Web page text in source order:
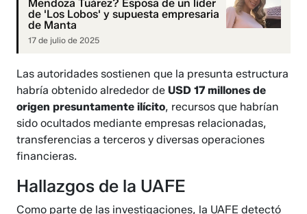
Mendoza Tuárez? Esposa de un líder
de 'Los Lobos' y supuesta empresaria
de Manta
17 de julio de 2025
Las autoridades sostienen que la presunta estructura
habría obtenido alrededor deUSD 17 millones de
origen presuntamente ilícito, recursos que habrían
sido ocultados mediante empresas relacionadas,
transferencias a terceros y diversas operaciones
financieras.
Hallazgos de la UAFE
Como parte de las investigaciones, la UAFE detectó